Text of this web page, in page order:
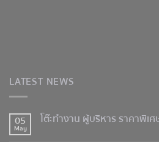
LATEST NEWS
05
May
โต๊ะทำงาน ผู้บริหาร ราคาพิเ